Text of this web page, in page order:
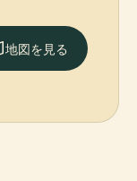
地図を見る